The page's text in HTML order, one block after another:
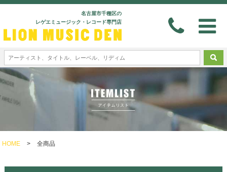
名古屋市千種区の
レゲエミュージック・レコード専門店
HOME > 全商品